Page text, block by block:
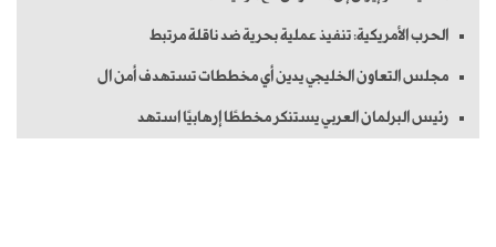
الحرب الأمريكية: تنفيذ عملية بحرية ضد ناقلة مرتبط
مجلس التعاون الخليجي يدين أي مخططات تستهدف أمن ال
رئيس البرلمان العربي يستنكر مخططًا إرهابيًا استهد